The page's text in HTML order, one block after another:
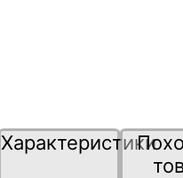
Характеристики